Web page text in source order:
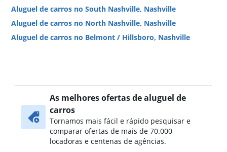
Aluguel de carros no South Nashville, Nashville
Aluguel de carros no North Nashville, Nashville
Aluguel de carros no Belmont / Hillsboro, Nashville
Aluguel de carros no Green Hills, Nashville
Aluguel de carros no Larkwood, Nashville
Aluguel de carros no East Bank, Nashville
Aluguel de carros no Donelson, Nashville
As melhores ofertas de aluguel de
carros
Tornamos mais fácil e rápido pesquisar e
comparar ofertas de mais de 70.000
locadoras e centenas de agências.